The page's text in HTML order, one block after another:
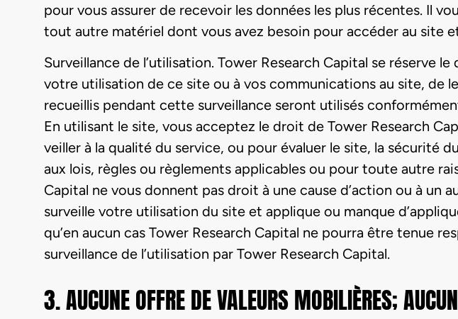
pour vous assurer de recevoir les données les plus récentes. Il
tout autre matériel dont vous avez besoin pour accéder au site
Surveillance de l’utilisation. Tower Research Capital se réserve
votre utilisation de ce site ou à vos communications au site, de
recueillis pendant cette surveillance seront utilisés
En utilisant le site, vous acceptez le droit de Tower Research
veiller à la qualité du service, ou pour évaluer le site, la sécurité
aux lois, règles ou règlements applicables ou pour toute autre
Capital ne vous donnent pas droit à une cause d’action ou à
surveille votre utilisation du site et applique ou manque
qu’en aucun cas Tower Research Capital ne pourra être tenue
surveillance de l’utilisation par Tower Research Capital.
3. AUCUNE OFFRE DE VALEURS MOBILIÈRES;